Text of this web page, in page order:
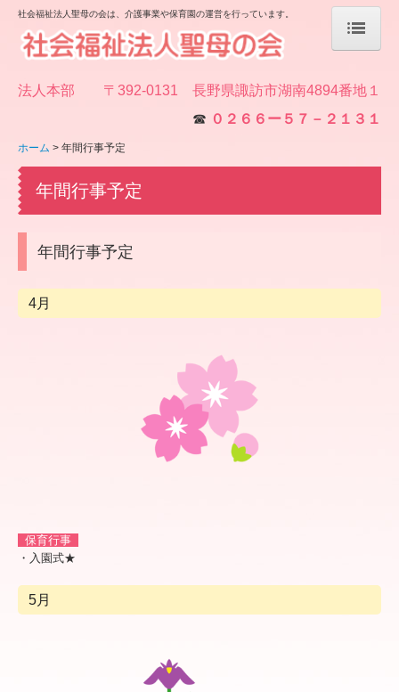
入園・保育料について
聖ヨゼフ保育園 岡谷
法人理念／概要
社会福祉法人聖母の会は、介護事業や保育園の運営を行っています。
法人本部 〒392-0131 長野県諏訪市湖南4894番地１
☎ ０２６６ー５７－２１３１
ホーム 年間行事予定
年間行事予定
年間行事予定
4月
保育行事
・入園式★
5月